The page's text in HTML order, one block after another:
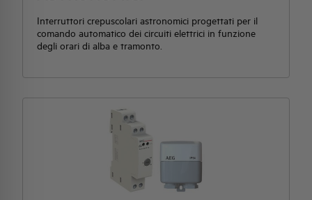
Interruttori crepuscolari astronomici progettati per il
comando automatico dei circuiti elettrici in funzione
degli orari di alba e tramonto.